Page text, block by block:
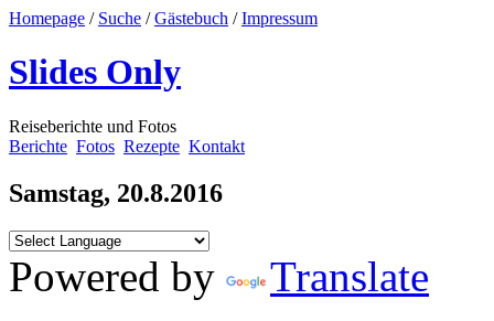
Homepage / Suche /Gästebuch /Impressum
Slides Only
Reiseberichte und Fotos
Berichte Fotos Rezepte Kontakt
Samstag, 20.8.2016
Powered by Translate